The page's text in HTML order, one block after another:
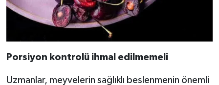
Porsiyon kontrolü ihmal edilmemeli
Uzmanlar, meyvelerin sağlıklı beslenmenin önemli